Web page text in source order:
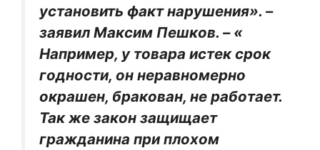
установить факт нарушения». –
заявил Максим Пешков. – «
Например, у товара истек срок
годности, он неравномерно
окрашен, бракован, не работает.
Так же закон защищает
гражданина при плохом